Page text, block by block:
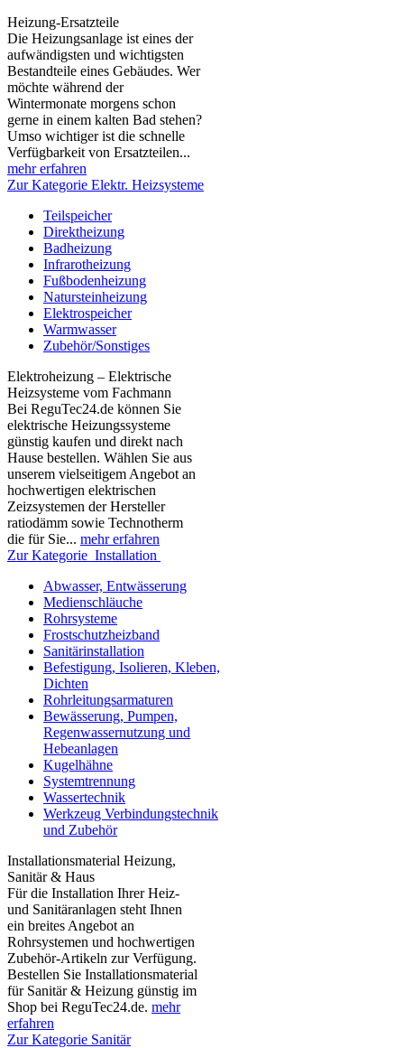
Heizung-Ersatzteile
Die Heizungsanlage ist eines der
aufwändigsten und wichtigsten
Bestandteile eines Gebäudes. Wer
möchte während der
Wintermonate morgens schon
gerne in einem kalten Bad stehen?
Umso wichtiger ist die schnelle
Verfügbarkeit von Ersatzteilen...
mehr erfahren
Zur Kategorie Elektr. Heizsysteme
Teilspeicher
Direktheizung
Badheizung
Infrarotheizung
Fußbodenheizung
Natursteinheizung
Elektrospeicher
Warmwasser
Zubehör/Sonstiges
Elektroheizung – Elektrische
Heizsysteme vom Fachmann
Bei ReguTec24.de können Sie
elektrische Heizungssysteme
günstig kaufen und direkt nach
Hause bestellen. Wählen Sie aus
unserem vielseitigem Angebot an
hochwertigen elektrischen
Zeizsystemen der Hersteller
ratiodämm sowie Technotherm
die für Sie... mehr erfahren
Zur Kategorie Installation
Abwasser, Entwässerung
Medienschläuche
Rohrsysteme
Frostschutzheizband
Sanitärinstallation
Befestigung, Isolieren, Kleben,
Dichten
Rohrleitungsarmaturen
Bewässerung, Pumpen,
Regenwassernutzung und
Hebeanlagen
Kugelhähne
Systemtrennung
Wassertechnik
Werkzeug Verbindungstechnik
und Zubehör
Installationsmaterial Heizung,
Sanitär & Haus
Für die Installation Ihrer Heiz-
und Sanitäranlagen steht Ihnen
ein breites Angebot an
Rohrsystemen und hochwertigen
Zubehör-Artikeln zur Verfügung.
Bestellen Sie Installationsmaterial
für Sanitär & Heizung günstig im
Shop bei ReguTec24.de. mehr
erfahren
Zur Kategorie Sanitär